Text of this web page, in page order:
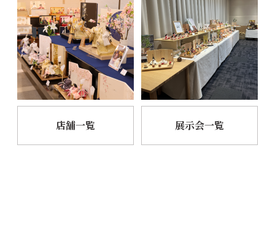
店舗一覧 展示会一覧